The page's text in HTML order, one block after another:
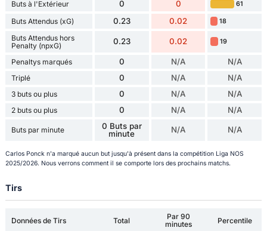
Buts à l'Extérieur 0 0 61
Buts Attendus (xG) 0.23 0.02 18
Buts Attendus hors
Penalty (npxG)
0.23 0.02 19
Penaltys marqués 0 N/A N/A
Triplé 0 N/A N/A
3 buts ou plus 0 N/A N/A
2 buts ou plus 0 N/A N/A
Buts par minute
0 Buts par
minute
N/A N/A
Carlos Ponck n'a marqué aucun but jusqu'à présent dans la compétition Liga NOS
2025/2026. Nous verrons comment il se comporte lors des prochains matchs.
Tirs
Données de Tirs Total
Par 90
minutes
Percentile